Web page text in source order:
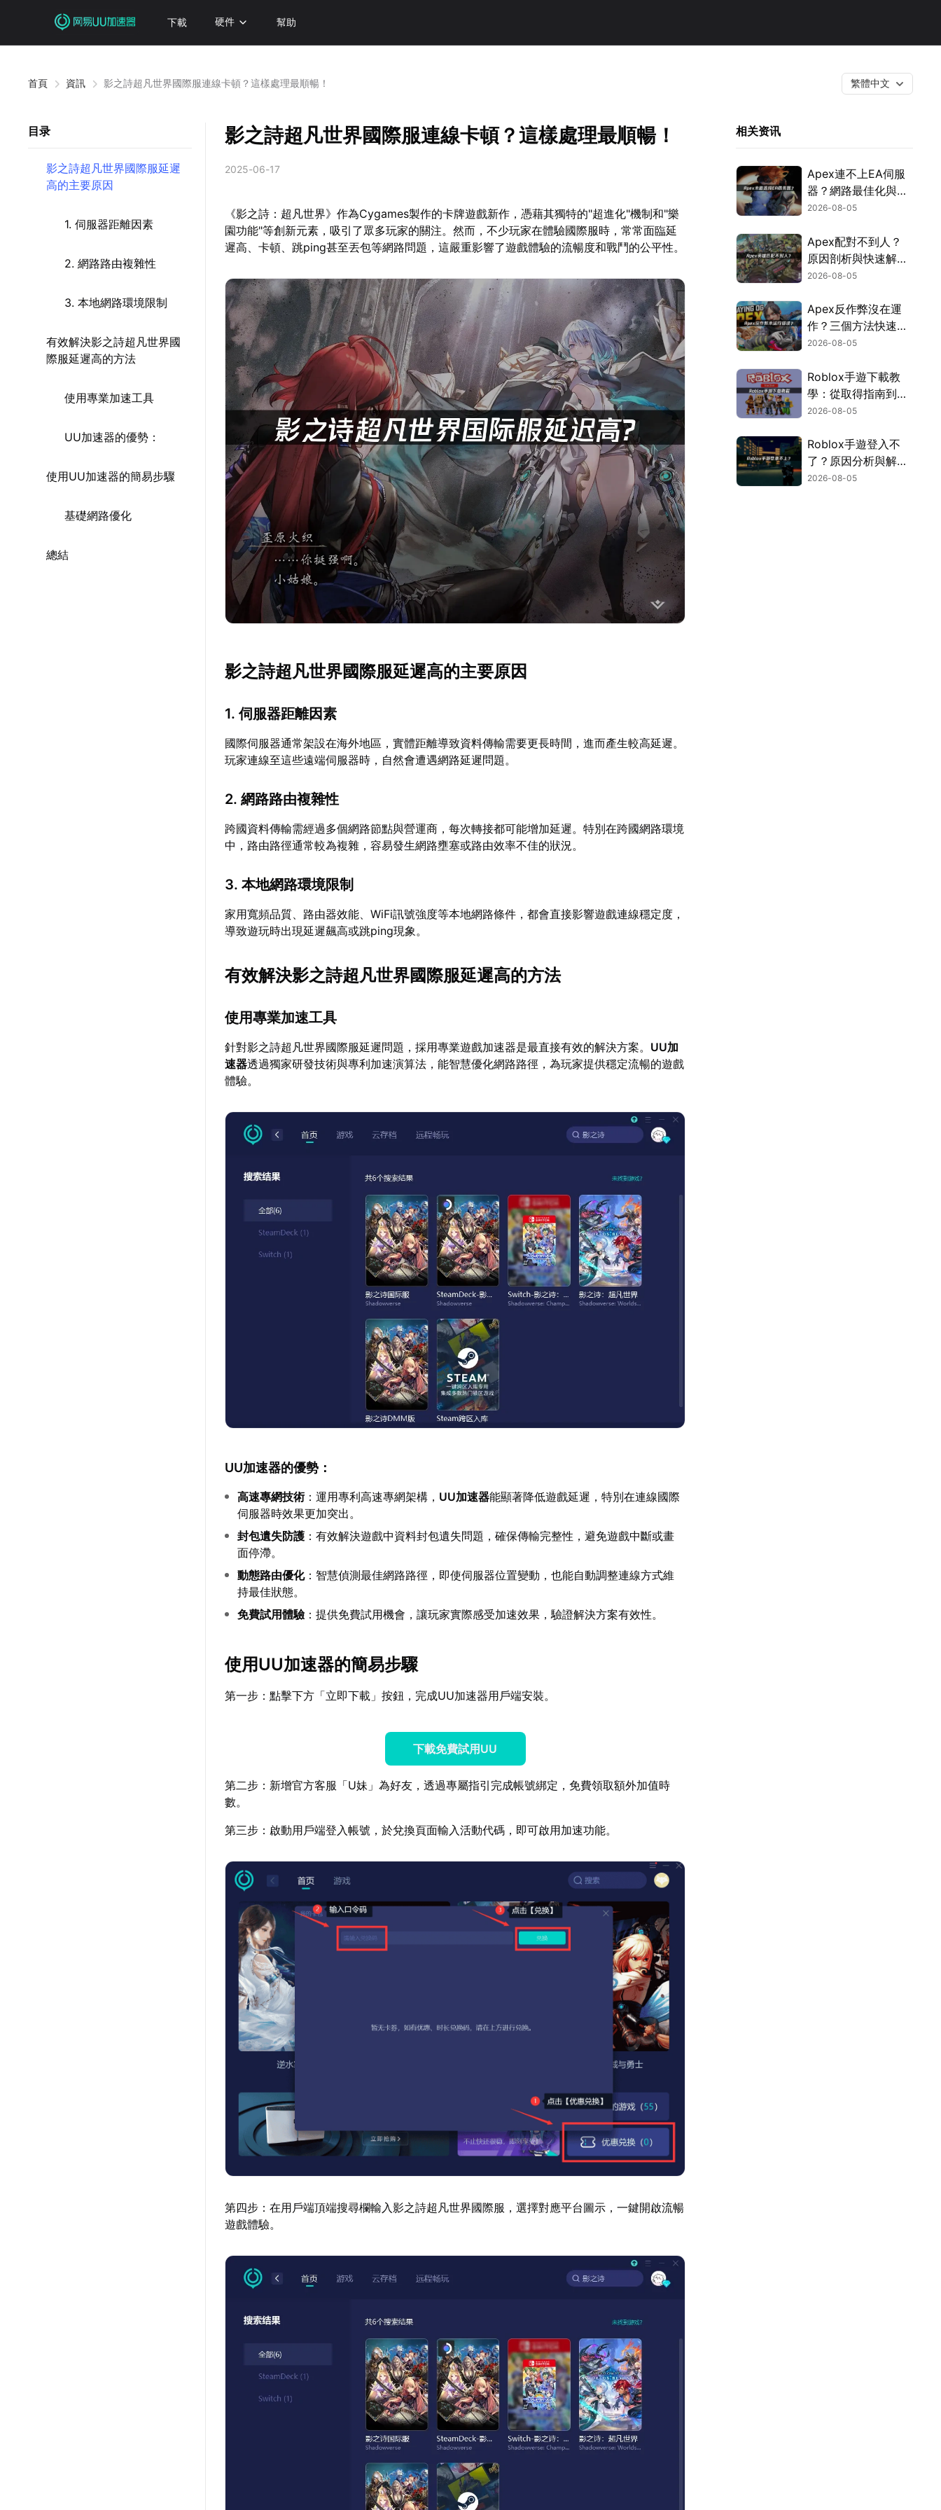
下載 硬件 幫助
首頁 資訊 影之詩超凡世界國際服連線卡頓？這樣處理最順暢！ 繁體中文
目录
影之詩超凡世界國際服延遲
高的主要原因
1. 伺服器距離因素
2. 網路路由複雜性
3. 本地網路環境限制
有效解決影之詩超凡世界國
際服延遲高的方法
使用專業加速工具
UU加速器的優勢：
使用UU加速器的簡易步驟
基礎網路優化
總結
影之詩超凡世界國際服連線卡頓？這樣處理最順暢！
2025-06-17
《影之詩：超凡世界》作為Cygames製作的卡牌遊戲新作，憑藉其獨特的"超進化"機制和"樂
園功能"等創新元素，吸引了眾多玩家的關注。然而，不少玩家在體驗國際服時，常常面臨延
遲高、卡頓、跳ping甚至丟包等網路問題，這嚴重影響了遊戲體驗的流暢度和戰鬥的公平性。
影之詩超凡世界國際服延遲高的主要原因
1. 伺服器距離因素
國際伺服器通常架設在海外地區，實體距離導致資料傳輸需要更長時間，進而產生較高延遲。
玩家連線至這些遠端伺服器時，自然會遭遇網路延遲問題。
2. 網路路由複雜性
跨國資料傳輸需經過多個網路節點與營運商，每次轉接都可能增加延遲。特別在跨國網路環境
中，路由路徑通常較為複雜，容易發生網路壅塞或路由效率不佳的狀況。
3. 本地網路環境限制
家用寬頻品質、路由器效能、WiFi訊號強度等本地網路條件，都會直接影響遊戲連線穩定度，
導致遊玩時出現延遲飆高或跳ping現象。
有效解決影之詩超凡世界國際服延遲高的方法
使用專業加速工具
針對影之詩超凡世界國際服延遲問題，採用專業遊戲加速器是最直接有效的解決方案。 UU加
速器透過獨家研發技術與專利加速演算法，能智慧優化網路路徑，為玩家提供穩定流暢的遊戲
體驗。
UU加速器的優勢：
高速專網技術：運用專利高速專網架構， UU加速器能顯著降低遊戲延遲，特別在連線國際
伺服器時效果更加突出。
封包遺失防護 ：有效解決遊戲中資料封包遺失問題，確保傳輸完整性，避免遊戲中斷或畫
面停滯。
動態路由優化：智慧偵測最佳網路路徑，即使伺服器位置變動，也能自動調整連線方式維
持最佳狀態。
免費試用體驗：提供免費試用機會，讓玩家實際感受加速效果，驗證解決方案有效性。
使用UU加速器的簡易步驟
第一步：點擊下方「立即下載」按鈕，完成UU加速器用戶端安裝。
下載免費試用UU
第二步：新增官方客服「U妹」為好友，透過專屬指引完成帳號綁定，免費領取額外加值時
數。
第三步：啟動用戶端登入帳號，於兌換頁面輸入活動代碼，即可啟用加速功能。
第四步：在用戶端頂端搜尋欄輸入影之詩超凡世界國際服，選擇對應平台圖示，一鍵開啟流暢
遊戲體驗。
相关资讯
Apex連不上EA伺服
器？網路最佳化與疑
難排解全攻略！
2026-08-05
Apex配對不到人？
原因剖析與快速解決
方式！
2026-08-05
Apex反作弊沒在運
作？三個方法快速解
決！
2026-08-05
Roblox手遊下載教
學：從取得指南到登
入疑難排解！
2026-08-05
Roblox手遊登入不
了？原因分析與解決
方案！
2026-08-05